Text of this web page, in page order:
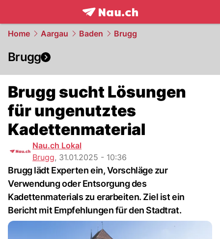
frontpage.NAU.ch
Home Aargau Baden Brugg
Brugg
Brugg sucht Lösungen
für ungenutztes
Kadettenmaterial
Nau.ch Lokal
Brugg, 31.01.2025 - 10:36
Brugg lädt Experten ein, Vorschläge zur
Verwendung oder Entsorgung des
Kadettenmaterials zu erarbeiten. Ziel ist ein
Bericht mit Empfehlungen für den Stadtrat.